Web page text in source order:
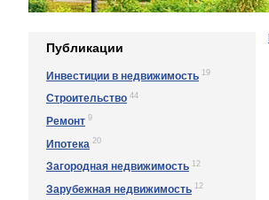
Публикации
Инвестиции в недвижимость 19
Строительство 44
Ремонт 9
Ипотека 20
Загородная недвижимость 12
Зарубежная недвижимость 12